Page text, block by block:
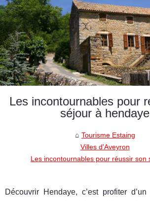
Les incontournables pour
séjour à hendaye
Tourisme Estaing
Villes d'Aveyron
Les incontournables pour réussir son
Découvrir Hendaye, c’est profiter